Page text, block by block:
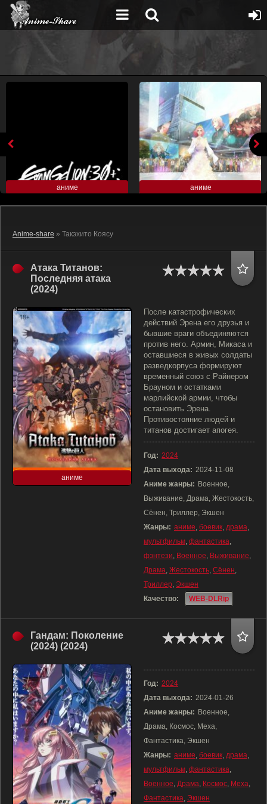
аниме аниме
Anime-share » Такэхито Коясу
Атака Титанов:
Последняя атака
(2024)
аниме
После катастрофических
действий Эрена его друзья и
бывшие враги объединяются
против него. Армин, Микаса и
оставшиеся в живых солдаты
разведкорпуса формируют
временный союз с Райнером
Брауном и остатками
марлийской армии, чтобы
остановить Эрена.
Противостояние людей и
титанов достигает апогея.
Год: 2024
Дата выхода: 2024-11-08
Аниме жанры: Военное,
Выживание, Драма, Жестокость,
Сёнен, Триллер, Экшен
Жанры: аниме, боевик, драма,
мультфильм, фантастика,
фэнтези, Военное, Выживание,
Драма, Жестокость, Сёнен,
Триллер, Экшен
Качество:
WEB-DLRip
Гандам: Поколение
(2024) (2024)
Год: 2024
Дата выхода: 2024-01-26
Аниме жанры: Военное,
Драма, Космос, Меха,
Фантастика, Экшен
Жанры: аниме, боевик, драма,
мультфильм, фантастика,
Военное, Драма, Космос, Меха,
Фантастика, Экшен